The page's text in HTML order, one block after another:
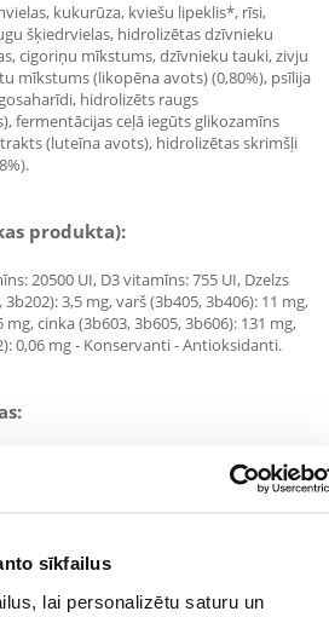
sīkfailus
lai personalizētu saturu un
kukurūza, kviešu lipeklis*, rīsi,
šķiedrvielas, hidrolizētas dzīvnieku
cigoriņu mīkstums, dzīvnieku tauki, zivju
mīkstums (likopēna avots) (0,80%), psīlija
hidrolizēts raugs
fermentācijas ceļā iegūts glikozamīns
(luteīna avots), hidrolizētas skrimšļi
produkta):
20500 UI, D3 vitamīns: 755 UI, Dzelzs
3,5 mg, varš (3b405, 3b406): 11 mg,
cinka (3b603, 3b605, 3b606): 131 mg,
0,06 mg - Konservanti - Antioksidanti.
eļļas un tauki: 10,0% - Koppelni:
0,8% - Kalcijs: 1,0% - nātrijs: 0,7% -